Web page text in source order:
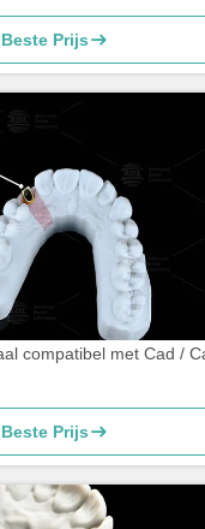
Prijs
compatibel met Cad /
Prijs